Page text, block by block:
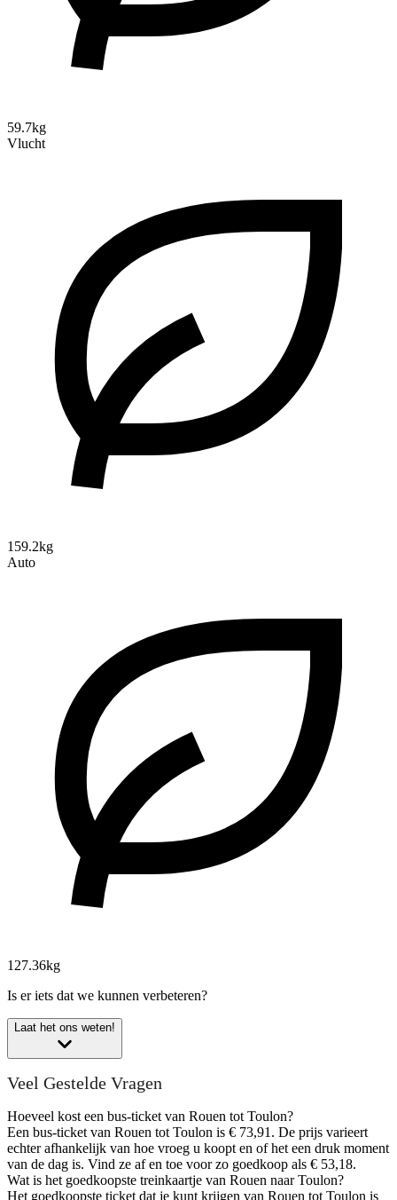
59.7kg
Vlucht
159.2kg
Auto
127.36kg
Is er iets dat we kunnen verbeteren?
Laat het ons weten!
Veel Gestelde Vragen
Hoeveel kost een bus-ticket van Rouen tot Toulon?
Een bus-ticket van Rouen tot Toulon is € 73,91. De prijs varieert
echter afhankelijk van hoe vroeg u koopt en of het een druk moment
van de dag is. Vind ze af en toe voor zo goedkoop als € 53,18.
Wat is het goedkoopste treinkaartje van Rouen naar Toulon?
Het goedkoopste ticket dat je kunt krijgen van Rouen tot Toulon is